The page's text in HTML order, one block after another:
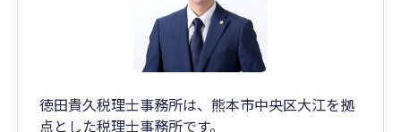
徳田貴久税理士事務所は、熊本市中央区大江を拠
点とした税理士事務所です。